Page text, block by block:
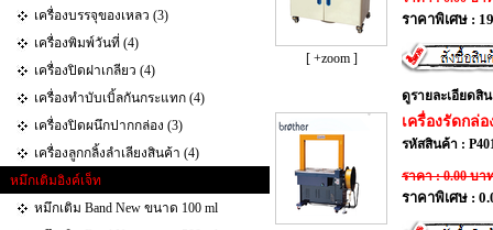
เครื่องบรรจุของเหลว (3)
เครื่องพิมพ์วันที่ (4)
เครื่องปิดฝาเกลียว (4)
เครื่องทำบับเบิ้ลกันกระแทก‎ (4)
เครื่องปิดผนึกปากกล่อง (3)
เครื่องลูกกลิ้งลำเลียงสินค้า (4)
หมึกเติมอิงค์เจ็ท
หมึกเติม Band New ขนาด 100 ml
[ +zoom ]
ราคาพิเศษ :
ดูรายละเอียดสิ
เครื่องรัดกล่
รหัสสินค้า :
ราคา : 0.00 บา
ราคาพิเศษ :